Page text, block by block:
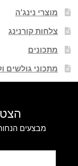
מוצרי נינג'ה
צלחות קורנינג
מתכונים
מתכוני גולשים
מבצעים הנחות